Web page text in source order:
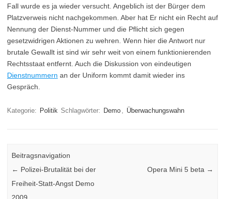
Fall wurde es ja wieder versucht. Angeblich ist der Bürger dem
Platzverweis nicht nachgekommen. Aber hat Er nicht ein Recht auf
Nennung der Dienst-Nummer und die Pflicht sich gegen
gesetzwidrigen Aktionen zu wehren. Wenn hier die Antwort nur
brutale Gewallt ist sind wir sehr weit von einem funktionierenden
Rechtsstaat entfernt. Auch die Diskussion von eindeutigen
Dienstnummern an der Uniform kommt damit wieder ins
Gespräch.
Kategorie: Politik Schlagwörter: Demo , Überwachungswahn
Beitragsnavigation
← Polizei-Brutalität bei der
Freiheit-Statt-Angst Demo
Opera Mini 5 beta →